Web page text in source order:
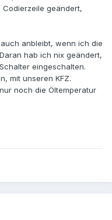
geändert,
anbleibt, wenn ich die
hab ich nix geändert,
eingeschalten.
mit unseren KFZ.
noch die Öltemperatur